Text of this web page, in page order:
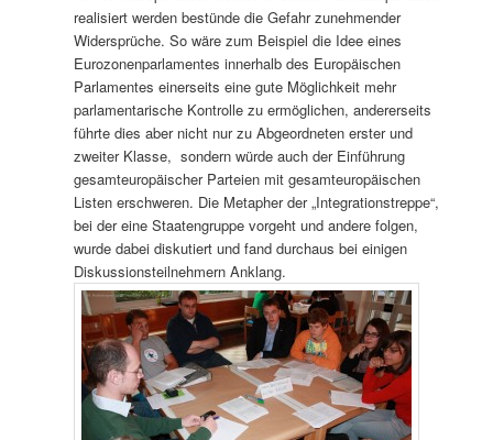
realisiert werden bestünde die Gefahr zunehmender
Widersprüche. So wäre zum Beispiel die Idee eines
Eurozonenparlamentes innerhalb des Europäischen
Parlamentes einerseits eine gute Möglichkeit mehr
parlamentarische Kontrolle zu ermöglichen, andererseits
führte dies aber nicht nur zu Abgeordneten erster und
zweiter Klasse, sondern würde auch der Einführung
gesamteuropäischer Parteien mit gesamteuropäischen
Listen erschweren. Die Metapher der „Integrationstreppe“,
bei der eine Staatengruppe vorgeht und andere folgen,
wurde dabei diskutiert und fand durchaus bei einigen
Diskussionsteilnehmern Anklang.